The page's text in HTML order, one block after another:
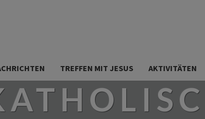
TREFFEN MIT JESUS AKTIVITÄTEN